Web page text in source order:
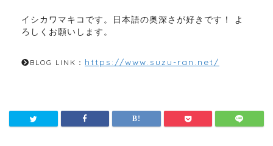
イシカワマキコです。日本語の奥深さが好きです！ よ
ろしくお願いします。
BLOG LINK： https://www.suzu-ran.net/